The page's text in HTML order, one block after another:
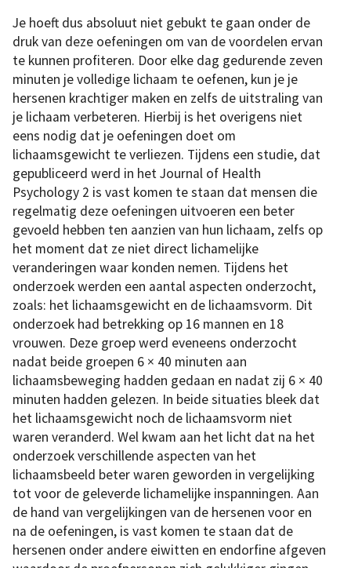
Je hoeft dus absoluut niet gebukt te gaan onder de
druk van deze oefeningen om van de voordelen ervan
te kunnen profiteren. Door elke dag gedurende zeven
minuten je volledige lichaam te oefenen, kun je je
hersenen krachtiger maken en zelfs de uitstraling van
je lichaam verbeteren. Hierbij is het overigens niet
eens nodig dat je oefeningen doet om
lichaamsgewicht te verliezen. Tijdens een studie, dat
gepubliceerd werd in het Journal of Health
Psychology 2 is vast komen te staan dat mensen die
regelmatig deze oefeningen uitvoeren een beter
gevoeld hebben ten aanzien van hun lichaam, zelfs op
het moment dat ze niet direct lichamelijke
veranderingen waar konden nemen. Tijdens het
onderzoek werden een aantal aspecten onderzocht,
zoals: het lichaamsgewicht en de lichaamsvorm. Dit
onderzoek had betrekking op 16 mannen en 18
vrouwen. Deze groep werd eveneens onderzocht
nadat beide groepen 6 × 40 minuten aan
lichaamsbeweging hadden gedaan en nadat zij 6 × 40
minuten hadden gelezen. In beide situaties bleek dat
het lichaamsgewicht noch de lichaamsvorm niet
waren veranderd. Wel kwam aan het licht dat na het
onderzoek verschillende aspecten van het
lichaamsbeeld beter waren geworden in vergelijking
tot voor de geleverde lichamelijke inspanningen. Aan
de hand van vergelijkingen van de hersenen voor en
na de oefeningen, is vast komen te staan dat de
hersenen onder andere eiwitten en endorfine afgeven